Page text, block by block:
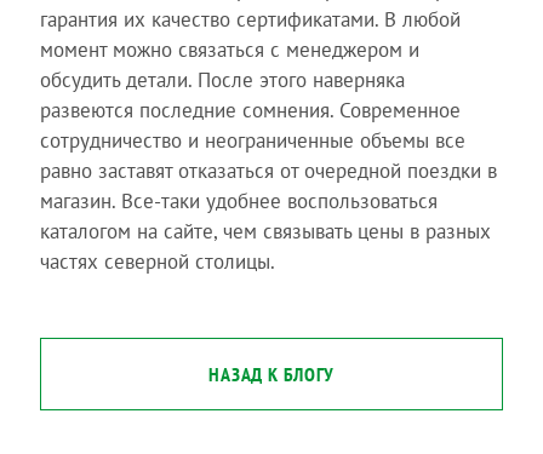
гарантия их качество сертификатами. В любой
момент можно связаться с менеджером и
обсудить детали. После этого наверняка
развеются последние сомнения. Современное
сотрудничество и неограниченные объемы все
равно заставят отказаться от очередной поездки в
магазин. Все-таки удобнее воспользоваться
каталогом на сайте, чем связывать цены в разных
частях северной столицы.
НАЗАД К БЛОГУ